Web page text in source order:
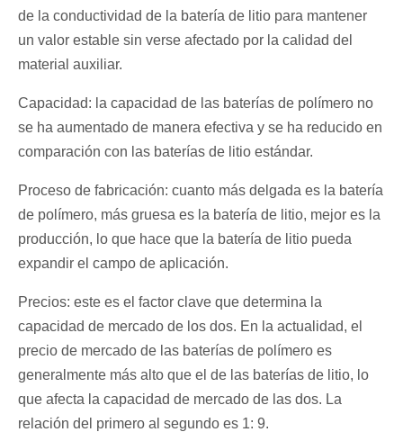
de la conductividad de la batería de litio para mantener
un valor estable sin verse afectado por la calidad del
material auxiliar.
Capacidad: la capacidad de las baterías de polímero no
se ha aumentado de manera efectiva y se ha reducido en
comparación con las baterías de litio estándar.
Proceso de fabricación: cuanto más delgada es la batería
de polímero, más gruesa es la batería de litio, mejor es la
producción, lo que hace que la batería de litio pueda
expandir el campo de aplicación.
Precios: este es el factor clave que determina la
capacidad de mercado de los dos. En la actualidad, el
precio de mercado de las baterías de polímero es
generalmente más alto que el de las baterías de litio, lo
que afecta la capacidad de mercado de las dos. La
relación del primero al segundo es 1: 9.